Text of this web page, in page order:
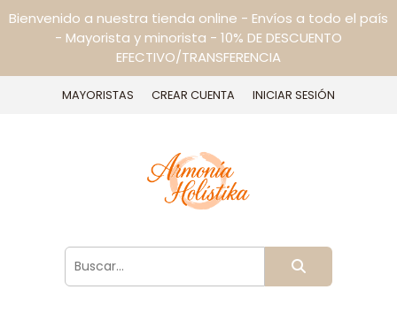
Bienvenido a nuestra tienda online - Envíos a todo el país
- Mayorista y minorista - 10% DE DESCUENTO
EFECTIVO/TRANSFERENCIA
MAYORISTAS CREAR CUENTA INICIAR SESIÓN